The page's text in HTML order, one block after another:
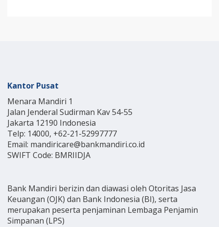
Kantor Pusat
Menara Mandiri 1
Jalan Jenderal Sudirman Kav 54-55
Jakarta 12190 Indonesia
Telp: 14000, +62-21-52997777
Email: mandiricare@bankmandiri.co.id
SWIFT Code: BMRIIDJA
Bank Mandiri berizin dan diawasi oleh Otoritas Jasa
Keuangan (OJK) dan Bank Indonesia (BI), serta
merupakan peserta penjaminan Lembaga Penjamin
Simpanan (LPS)